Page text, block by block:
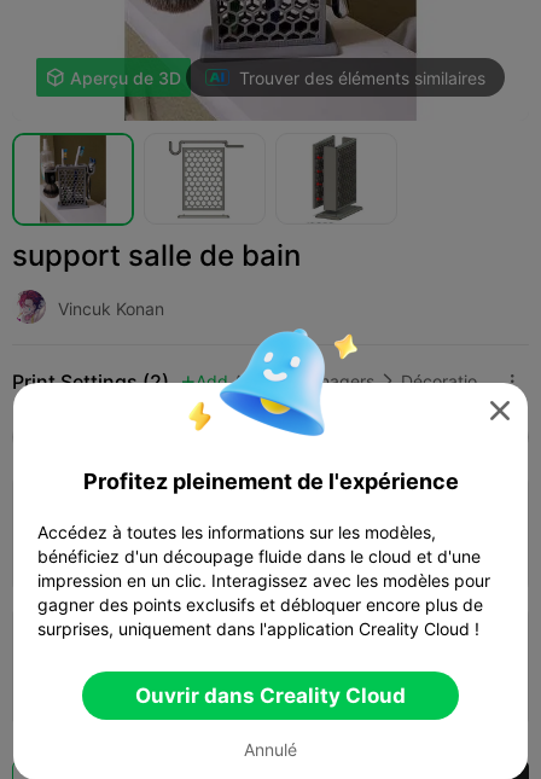
 Aperçu de 3D Trouver des éléments similaires
support salle de bain
Vincuk Konan
Print Settings (2) Add Articles ménagers  Décorations et ornements pour la maison 
remplissage
 06h 37m  1 plates  141.48g
remplissage
149.19g

Profitez pleinement de l'expérience
Accédez à toutes les informations sur les modèles,
bénéficiez d'un découpage fluide dans le cloud et d'une
impression en un clic. Interagissez avec les modèles pour
gagner des points exclusifs et débloquer encore plus de
surprises, uniquement dans l'application Creality Cloud !
Ouvrir dans Creality Cloud
Annulé